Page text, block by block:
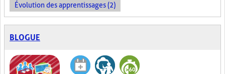
Évolution des apprentissages (2)
BLOGUE